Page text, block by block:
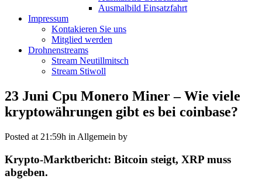
Ausmalbild Einsatzfahrt
Impressum
Kontakieren Sie uns
Mitglied werden
Drohnenstreams
Stream Neutillmitsch
Stream Stiwoll
23 Juni Cpu Monero Miner – Wie viele
kryptowährungen gibt es bei coinbase?
Posted at 21:59h in Allgemein by
Krypto-Marktbericht: Bitcoin steigt, XRP muss
abgeben.